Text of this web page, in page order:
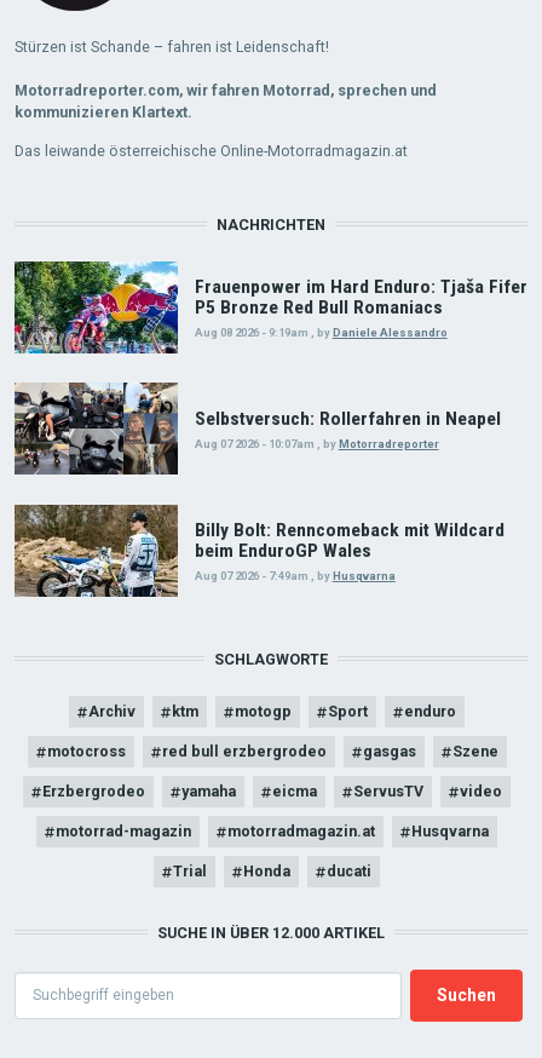
Stürzen ist Schande – fahren ist Leidenschaft!
Motorradreporter.com, wir fahren Motorrad, sprechen und
kommunizieren Klartext.
Das leiwande österreichische Online-Motorradmagazin.at
NACHRICHTEN
Frauenpower im Hard Enduro: Tjaša Fifer
P5 Bronze Red Bull Romaniacs
Aug 08 2026 - 9:19am byDaniele Alessandro
Selbstversuch: Rollerfahren in Neapel
Aug 07 2026 - 10:07am byMotorradreporter
Billy Bolt: Renncomeback mit Wildcard
beim EnduroGP Wales
Aug 07 2026 - 7:49am byHusqvarna
SCHLAGWORTE
Archiv ktm motogp Sport enduro
motocross red bull erzbergrodeo gasgas Szene
Erzbergrodeo yamaha eicma ServusTV video
motorrad-magazin motorradmagazin.at Husqvarna
Trial Honda ducati
SUCHE IN ÜBER 12.000 ARTIKEL